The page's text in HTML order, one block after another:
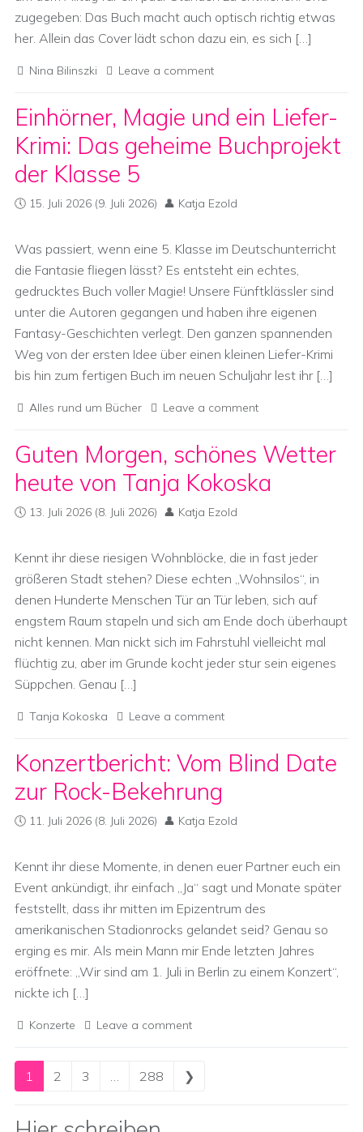
zugegeben: Das Buch macht auch optisch richtig etwas
her. Allein das Cover lädt schon dazu ein, es sich […]
Nina Bilinszki Leave a comment
Einhörner, Magie und ein Liefer-
Krimi: Das geheime Buchprojekt
der Klasse 5
15. Juli 2026 (9. Juli 2026) Katja Ezold
Was passiert, wenn eine 5. Klasse im Deutschunterricht
die Fantasie fliegen lässt? Es entsteht ein echtes,
gedrucktes Buch voller Magie! Unsere Fünftklässler sind
unter die Autoren gegangen und haben ihre eigenen
Fantasy-Geschichten verlegt. Den ganzen spannenden
Weg von der ersten Idee über einen kleinen Liefer-Krimi
bis hin zum fertigen Buch im neuen Schuljahr lest ihr […]
Alles rund um Bücher Leave a comment
Guten Morgen, schönes Wetter
heute von Tanja Kokoska
13. Juli 2026 (8. Juli 2026) Katja Ezold
Kennt ihr diese riesigen Wohnblöcke, die in fast jeder
größeren Stadt stehen? Diese echten „Wohnsilos“, in
denen Hunderte Menschen Tür an Tür leben, sich auf
engstem Raum stapeln und sich am Ende doch überhaupt
nicht kennen. Man nickt sich im Fahrstuhl vielleicht mal
flüchtig zu, aber im Grunde kocht jeder stur sein eigenes
Süppchen. Genau […]
Tanja Kokoska Leave a comment
Konzertbericht: Vom Blind Date
zur Rock-Bekehrung
11. Juli 2026 (8. Juli 2026) Katja Ezold
Kennt ihr diese Momente, in denen euer Partner euch ein
Event ankündigt, ihr einfach „Ja“ sagt und Monate später
feststellt, dass ihr mitten im Epizentrum des
amerikanischen Stadionrocks gelandet seid? Genau so
erging es mir. Als mein Mann mir Ende letzten Jahres
eröffnete: „Wir sind am 1. Juli in Berlin zu einem Konzert“,
nickte ich […]
Konzerte Leave a comment
Posts navigation
1 2 3 … 288 ❯